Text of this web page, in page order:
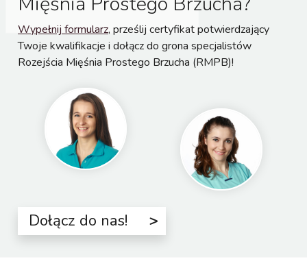
Wypełnij formularz, prześlij certyfikat potwierdzający
Twoje kwalifikacje i dołącz do grona specjalistów
Rozejścia Mięśnia Prostego Brzucha (RMPB)!
Dołącz do nas!